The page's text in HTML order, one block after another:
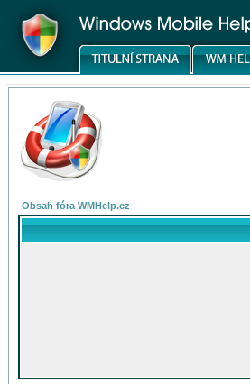
Obsah fóra WMHelp.cz